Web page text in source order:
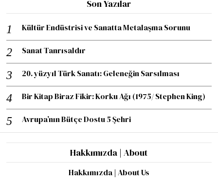
Son Yazılar
Kültür Endüstrisi ve Sanatta Metalaşma Sorunu
Sanat Tanrısaldır
20. yüzyıl Türk Sanatı: Geleneğin Sarsılması
Bir Kitap Biraz Fikir: Korku Ağı (1975/ Stephen King)
Avrupa’nın Bütçe Dostu 5 Şehri
Hakkımızda | About
Hakkımızda | About Us